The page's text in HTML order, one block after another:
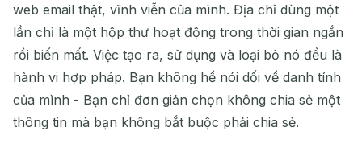
Sao chép QR
Xóa đã chọn Thay đổi Email Làm mới
web email thật, vĩnh viễn của mình. Địa chỉ dùng một
lần chỉ là một hộp thư hoạt động trong thời gian ngắn
rồi biến mất. Việc tạo ra, sử dụng và loại bỏ nó đều là
hành vi hợp pháp. Bạn không hề nói dối về danh tính
của mình - Bạn chỉ đơn giản chọn không chia sẻ một
thông tin mà bạn không bắt buộc phải chia sẻ.